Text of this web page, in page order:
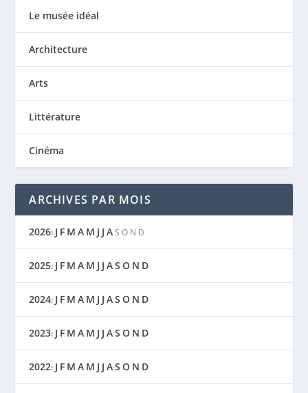
Le musée idéal
Architecture
Arts
Littérature
Cinéma
ARCHIVES PAR MOIS
2026: J F M A M J J A S O N D
2025: J F M A M J J AS O N D
2024: J F M A M J J AS O N D
2023: J F M A M J J AS O N D
2022: J F M A M J J AS O N D